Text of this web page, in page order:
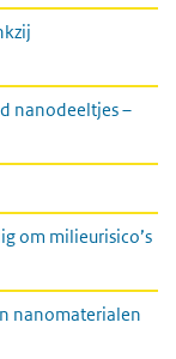
nanodeeltjes –
om milieurisico’s
nanomaterialen